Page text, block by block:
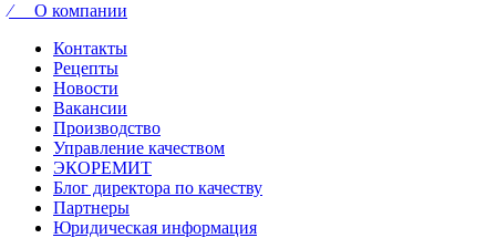
⁄ О компании
Контакты
Рецепты
Новости
Вакансии
Производство
Управление качеством
ЭКОРЕМИТ
Блог директора по качеству
Партнеры
Юридическая информация